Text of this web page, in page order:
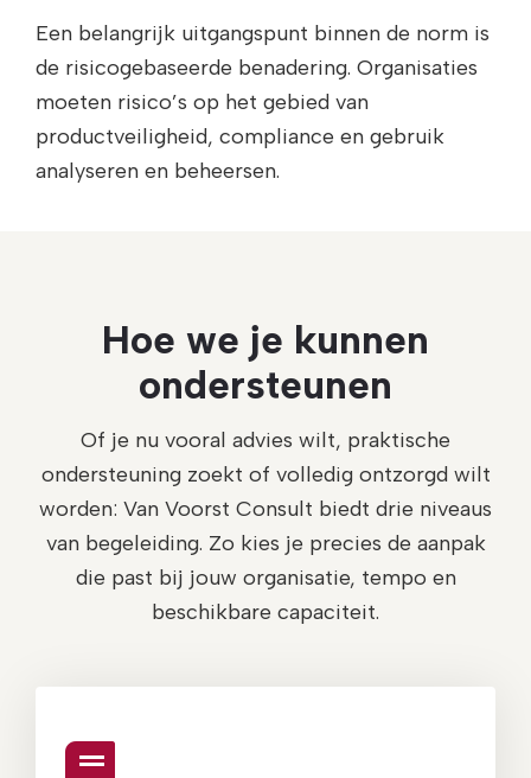
Een belangrijk uitgangspunt binnen de norm is
de risicogebaseerde benadering. Organisaties
moeten risico’s op het gebied van
productveiligheid, compliance en gebruik
analyseren en beheersen.
Hoe we je kunnen
ondersteunen
Of je nu vooral advies wilt, praktische
ondersteuning zoekt of volledig ontzorgd wilt
worden: Van Voorst Consult biedt drie niveaus
van begeleiding. Zo kies je precies de aanpak
die past bij jouw organisatie, tempo en
beschikbare capaciteit.